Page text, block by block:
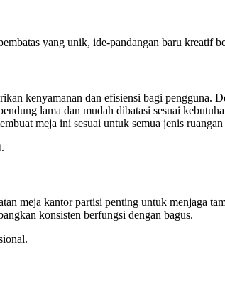
yang unik, ide-pandangan baru kreatif
kenyamanan dan efisiensi bagi pengguna.
lama dan mudah dibatasi sesuai
meja ini sesuai untuk semua jenis ruangan
meja kantor partisi penting untuk menjaga
konsisten berfungsi dengan bagus.